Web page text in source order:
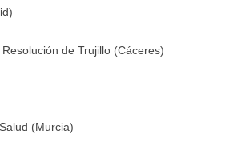
de Trujillo (Cáceres)
(Murcia)